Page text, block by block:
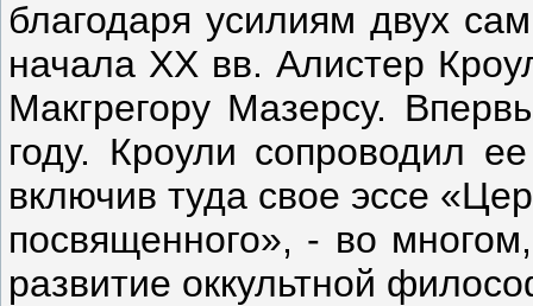
благодаря усилиям двух
начала XX вв. Алистер
Макгрегору Мазерсу.
году. Кроули сопроводил
включив туда свое эссе
посвященного», - во
развитие оккультной